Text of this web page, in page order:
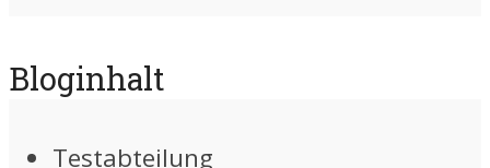
Bloginhalt
Testabteilung